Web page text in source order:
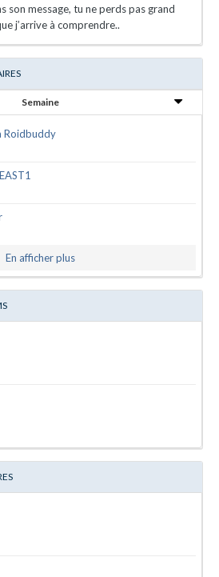
son message, tu ne perds pas grand
j’arrive à comprendre..
Semaine
Roidbuddy
En afficher plus